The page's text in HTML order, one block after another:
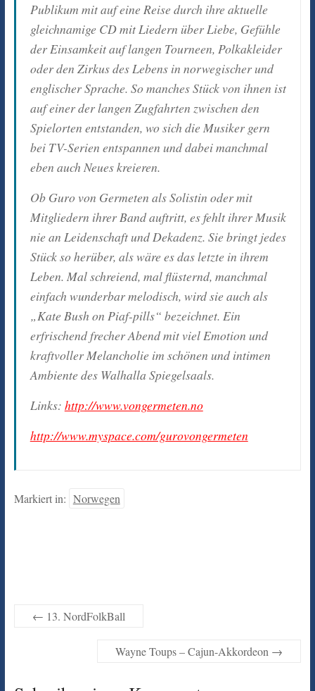
Publikum mit auf eine Reise durch ihre aktuelle
gleichnamige CD mit Liedern über Liebe, Gefühle
der Einsamkeit auf langen Tourneen, Polkakleider
oder den Zirkus des Lebens in norwegischer und
englischer Sprache. So manches Stück von ihnen ist
auf einer der langen Zugfahrten zwischen den
Spielorten entstanden, wo sich die Musiker gern
bei TV-Serien entspannen und dabei manchmal
eben auch Neues kreieren.
Ob Guro von Germeten als Solistin oder mit
Mitgliedern ihrer Band auftritt, es fehlt ihrer Musik
nie an Leidenschaft und Dekadenz. Sie bringt jedes
Stück so herüber, als wäre es das letzte in ihrem
Leben. Mal schreiend, mal flüsternd, manchmal
einfach wunderbar melodisch, wird sie auch als
„Kate Bush on Piaf-pills“ bezeichnet. Ein
erfrischend frecher Abend mit viel Emotion und
kraftvoller Melancholie im schönen und intimen
Ambiente des Walhalla Spiegelsaals.
Links: http://www.vongermeten.no
http://www.myspace.com/gurovongermeten
Markiert in: Norwegen
← 13. NordFolkBall
Wayne Toups – Cajun-Akkordeon →